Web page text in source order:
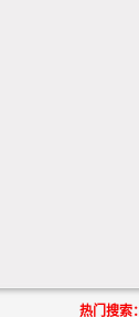
热门搜索：